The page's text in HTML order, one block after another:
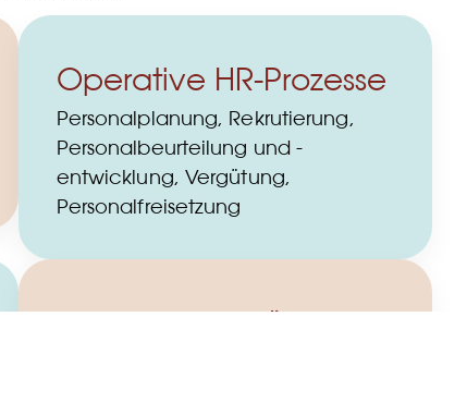
Operative HR-Prozesse
Personalplanung, Rekrutierung,
Personalbeurteilung und -
entwicklung, Vergütung,
Personalfreisetzung
Ihre eigenen Lösungen